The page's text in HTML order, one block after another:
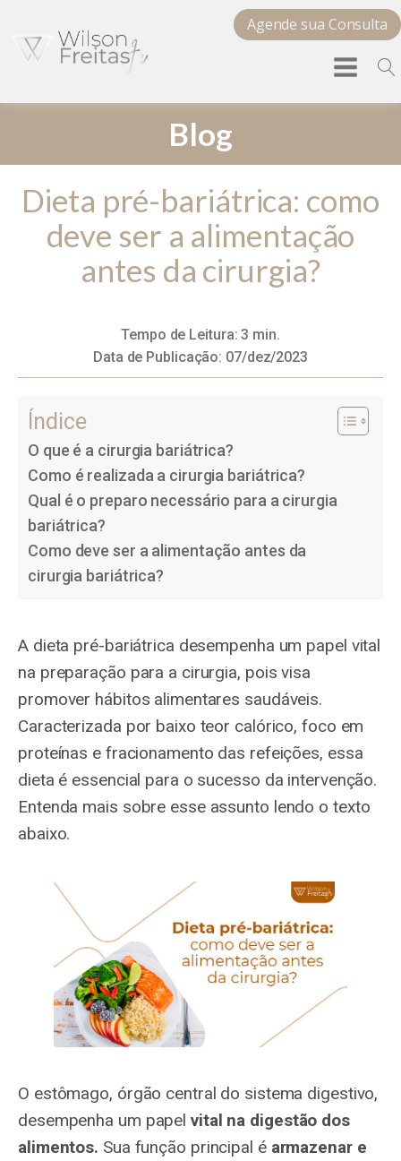
Agende sua Consulta
Blog
Dieta pré-bariátrica: como
deve ser a alimentação
antes da cirurgia?
Tempo de Leitura: 3 min.
Data de Publicação: 07/dez/2023
Índice
O que é a cirurgia bariátrica?
Como é realizada a cirurgia bariátrica?
Qual é o preparo necessário para a cirurgia
bariátrica?
Como deve ser a alimentação antes da
cirurgia bariátrica?
A dieta pré-bariátrica desempenha um papel vital
na preparação para a cirurgia, pois visa
promover hábitos alimentares saudáveis.
Caracterizada por baixo teor calórico, foco em
proteínas e fracionamento das refeições, essa
dieta é essencial para o sucesso da intervenção.
Entenda mais sobre esse assunto lendo o texto
abaixo.
O estômago, órgão central do sistema digestivo,
desempenha um papel vital na digestão dos
alimentos. Sua função principal é armazenar e